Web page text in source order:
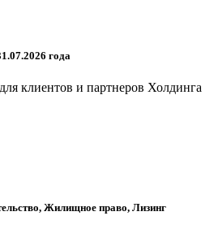
года
клиентов и партнеров Холдинга
Жилищное право, Лизинг